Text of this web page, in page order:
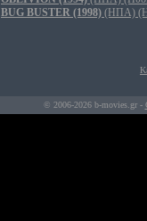
BUG BUSTER (1998) (ΗΠΑ)
© 2006-2026 b-movies.gr -